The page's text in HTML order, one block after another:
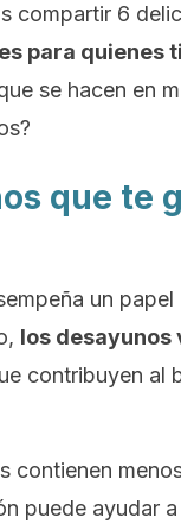
compartir 6
para quienes
se hacen en
que te
un
los desayunos
contribuyen al
contienen
puede ayudar